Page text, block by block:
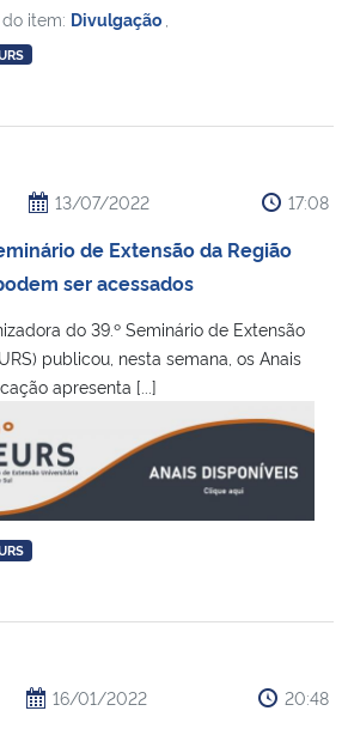
item: Divulgação
13/07/2022 17:08
de Extensão da Região
ser acessados
do 39.º Seminário de Extensão
publicou, nesta semana, os Anais
apresenta [...]
16/01/2022 20:48